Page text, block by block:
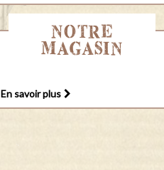
NOTRE
MAGASIN
En savoir plus